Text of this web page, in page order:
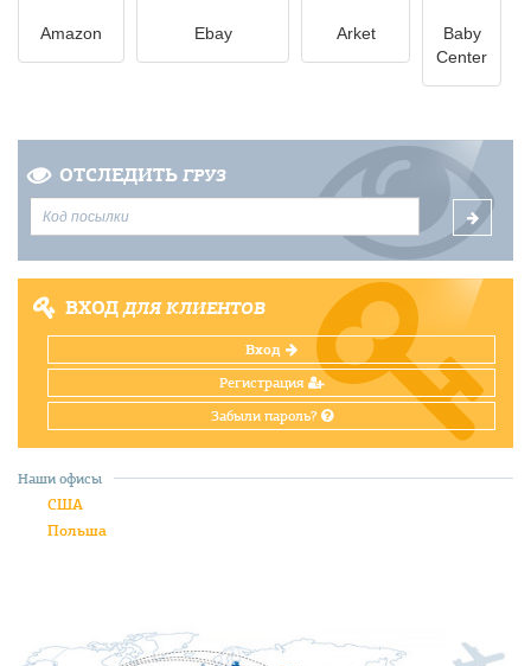
Amazon Ebay Arket
Baby
Center
ОТСЛЕДИТЬ ГРУЗ
ВХОДДЛЯ КЛИЕНТОВ
Вход
Регистрация
Забыли пароль?
Наши офисы
США
Польша